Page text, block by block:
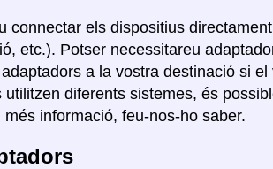
connectar els dispositius
etc.). Potser necessitareu
a la vostra destinació si
utilitzen diferents sistemes, és
més informació, feu-nos-ho saber.